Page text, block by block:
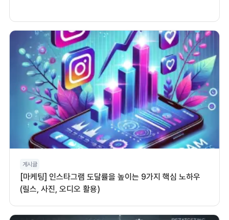
게시글
[마케팅] 인스타그램 도달률을 높이는 9가지 핵심 노하우
(릴스, 사진, 오디오 활용)